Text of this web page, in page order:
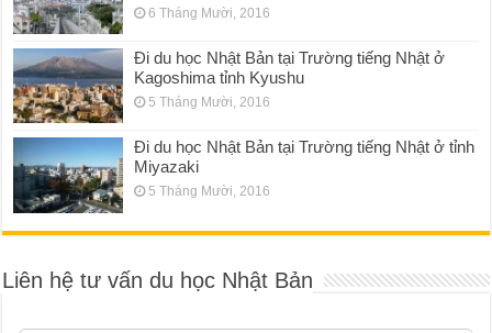
6 Tháng Mười, 2016
Đi du học Nhật Bản tại Trường tiếng Nhật ở
Kagoshima tỉnh Kyushu
5 Tháng Mười, 2016
Đi du học Nhật Bản tại Trường tiếng Nhật ở tỉnh
Miyazaki
5 Tháng Mười, 2016
Liên hệ tư vấn du học Nhật Bản